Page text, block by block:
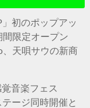
」初のポップアッ
間限定オープン
天唄サウの新商
音楽フェス
テージ同時開催と